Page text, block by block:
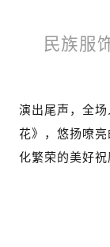
民族服
演出尾声，全
花》，悠扬嘹
化繁荣的美好祝